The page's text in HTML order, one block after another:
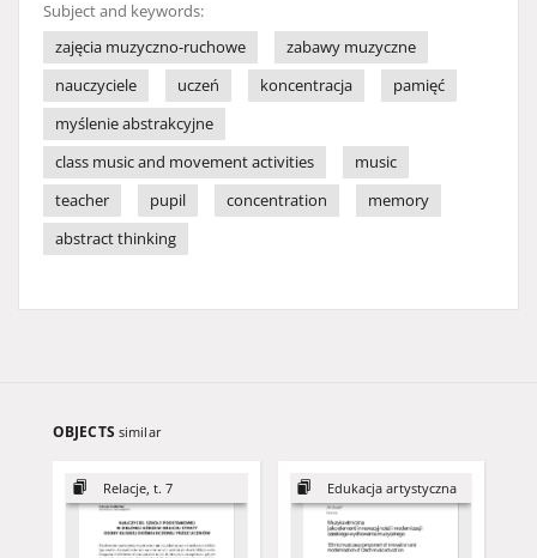
Subject and keywords:
zajęcia muzyczno-ruchowe
zabawy muzyczne
nauczyciele
uczeń koncentracja
pamięć
myślenie abstrakcyjne
class music and movement activities
music
teacher
pupil concentration
memory
abstract thinking
OBJECTS similar
Relacje, t. 7 Edukacja artystyczna